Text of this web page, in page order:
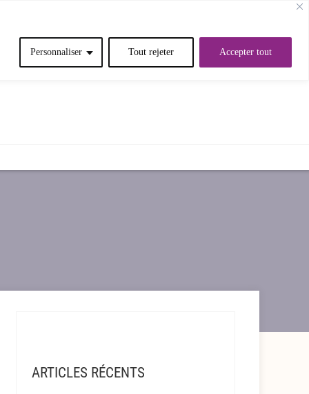
Personnaliser Tout rejeter Accepter tout
ARTICLES RÉCENTS